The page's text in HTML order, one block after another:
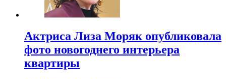
Актриса Лиза Моряк опубликовала
фото новогоднего интерьера
квартиры